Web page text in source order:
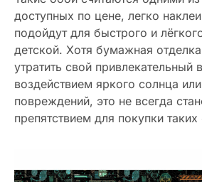
доступных по цене, легко
подойдут для быстрого и
детской. Хотя бумажная
утратить свой привлекательный
воздействием яркого солнца
повреждений, это не всегда
препятствием для покупки